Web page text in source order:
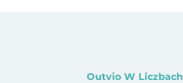
Outvio W Liczbach